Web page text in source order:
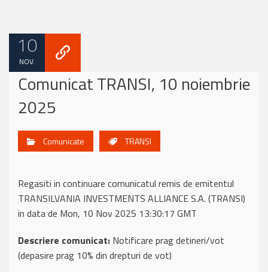
10
NOV.
Comunicat TRANSI, 10 noiembrie
2025
Comunicate TRANSI
Regasiti in continuare comunicatul remis de emitentul
TRANSILVANIA INVESTMENTS ALLIANCE S.A. (TRANSI)
in data de Mon, 10 Nov 2025 13:30:17 GMT
Descriere comunicat: Notificare prag detineri/vot
(depasire prag 10% din drepturi de vot)